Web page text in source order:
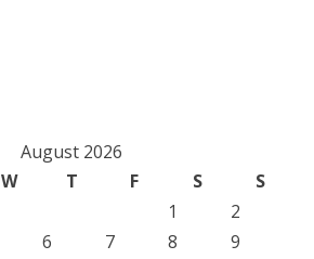
August 2026
W T F S
S
1
2
6 7 8
9